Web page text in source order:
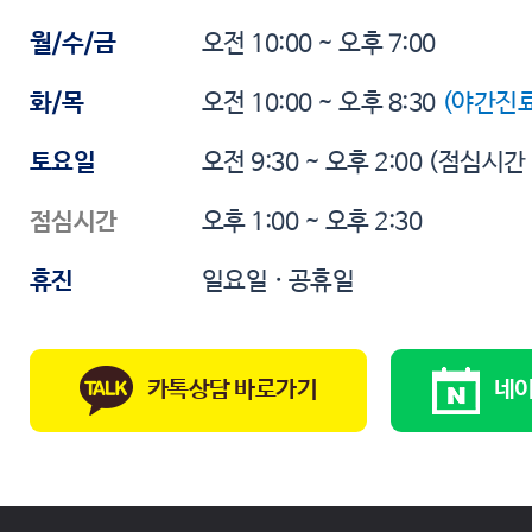
월/수/금 오전 10:00 ~ 오후 7:00
화/목 오전 10:00 ~ 오후 8:30 (야간진
토요일 오전 9:30 ~ 오후 2:00 (점심시간
점심시간 오후 1:00 ~ 오후 2:30
휴진 일요일 · 공휴일
카톡상담 바로가기 네